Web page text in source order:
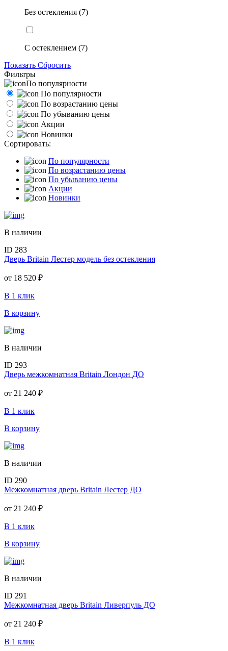
Без остекления (7)
С остеклением (7)
Показать Сбросить
Фильтры
По популярности
По популярности
По возрастанию цены
По убыванию цены
Акции
Новинки
Сортировать:
По популярности
По возрастанию цены
По убыванию цены
Акции
Новинки
В наличии
ID 283
Дверь Britain Лестер модель без остекления
от 18 520 ₽
В 1 клик
В корзину
В наличии
ID 293
Дверь межкомнатная Britain Лондон ДО
от 21 240 ₽
В 1 клик
В корзину
В наличии
ID 290
Межкомнатная дверь Britain Лестер ДО
от 21 240 ₽
В 1 клик
В корзину
В наличии
ID 291
Межкомнатная дверь Britain Ливерпуль ДО
от 21 240 ₽
В 1 клик